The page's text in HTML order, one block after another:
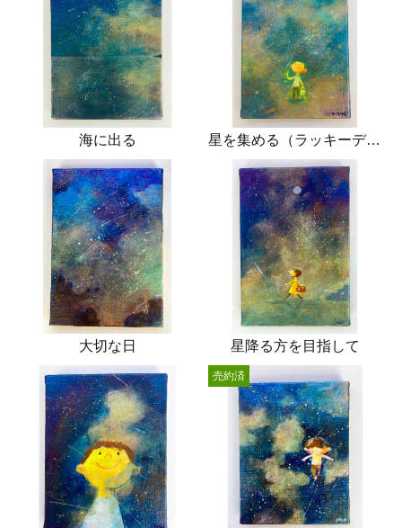
海に出る 星を集める（ラッキーデイ）
大切な日 星降る方を目指して
売約済